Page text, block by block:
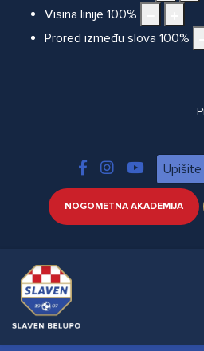
Visina linije 100%
Prored između slova 100%
NOGOMETNA AKADEMIJA